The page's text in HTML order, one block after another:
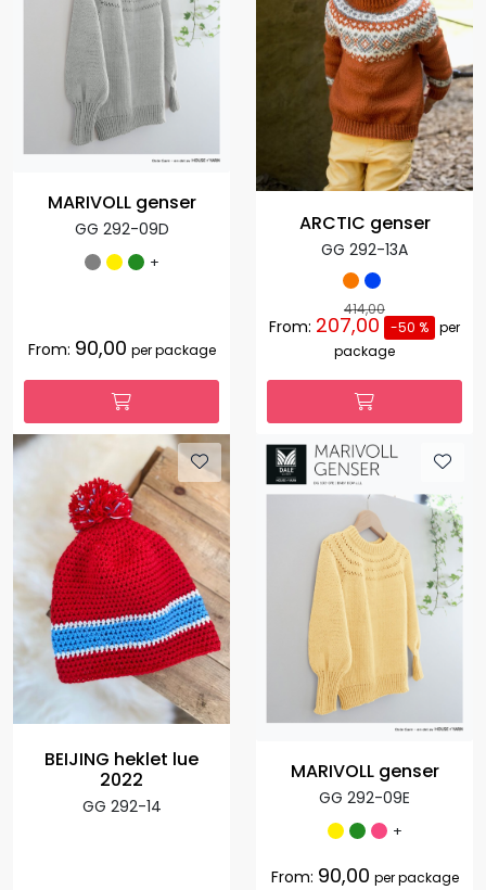
MARIVOLL genser
GG 292-09D
+
From: 90,00 per package
ARCTIC genser
GG 292-13A
414,00
From: 207,00 -50 % per
package
BEIJING heklet lue
2022
GG 292-14
MARIVOLL genser
GG 292-09E
+
From: 90,00 per package